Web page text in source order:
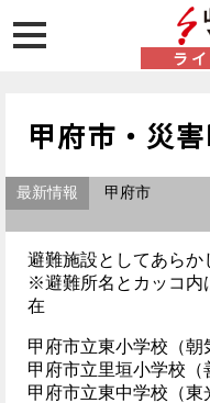
ラ
甲府市・災
最新情報
甲府市
避難施設としてあらか
※避難所名とカッコ内
在
甲府市立東小学校（朝
甲府市立里垣小学校（
甲府市立東中学校（東